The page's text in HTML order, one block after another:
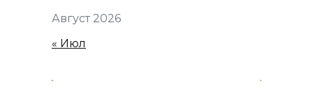
Август 2026
« Июл